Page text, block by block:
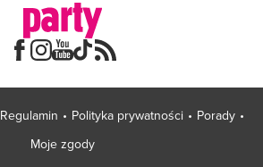
Regulamin Polityka prywatności
Porady
Moje zgody